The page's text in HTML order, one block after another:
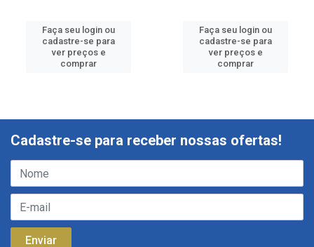
Faça seu login ou
cadastre-se para
ver preços e
comprar
Faça seu login ou
cadastre-se para
ver preços e
comprar
Cadastre-se para receber nossas ofertas!